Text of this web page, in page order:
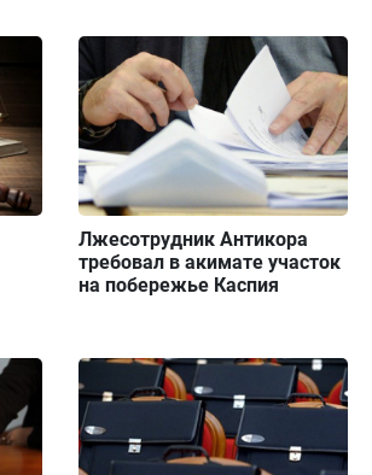
Лжесотрудник Антикора
требовал в акимате участок
на побережье Каспия